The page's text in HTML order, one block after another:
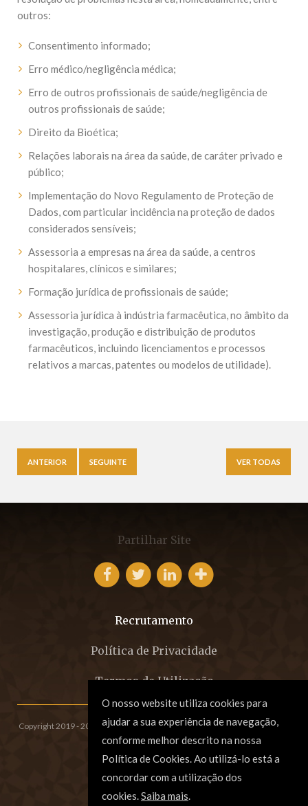
outros:
Consentimento informado;
Erro médico/negligência médica;
Erro de outros profissionais de saúde/negligência de
outros profissionais de saúde;
Direito da Bioética;
Relações laborais na área da saúde, de caráter privado e
público;
Implementação do Novo Regulamento de Proteção de
Dados, com particular incidência na proteção de dados
considerados sensíveis;
Assessoria a empresas na área da saúde, a centros
hospitalares, clínicos e similares;
Formação jurídica de profissionais de saúde;
Assessoria jurídica à indústria farmacêutica, no âmbito da
investigação, produção e distribuição de produtos
farmacêuticos, incluindo licenciamentos e processos
relativos a marcas, patentes ou modelos de utilidade).
ANTERIOR SEGUINTE VER TODAS
Partilhar Site
Recrutamento
Política de Privacidade
Termos de Utilização
Copyright 2019 - 2026 © EFCM - Sociedade de Advogados, SP, RL.All rights
reserved. Created bySOFTWAY.
O nosso website utiliza cookies para
ajudar a sua experiência de navegação,
conforme melhor descrito na nossa
Política de Cookies. Ao utilizá-lo está a
concordar com a utilização dos
cookies.Saiba mais.